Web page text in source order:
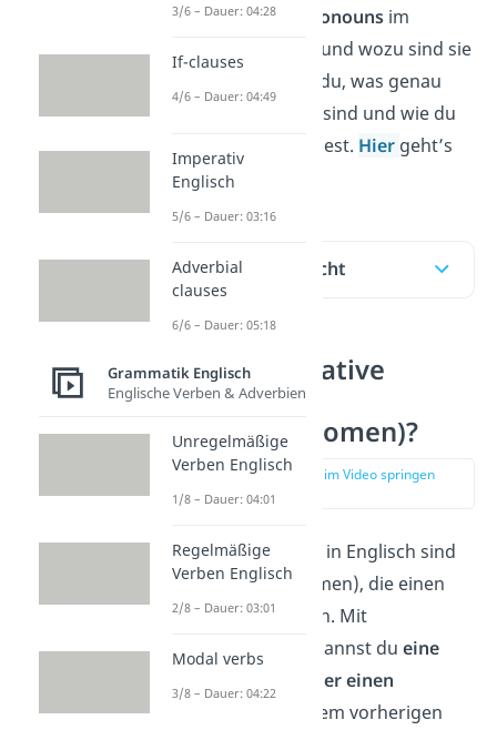
Welcherelative pronounsim
Englischen gibt es und wozu sind sie
gut? Hier erfährst du, was genau
sind und wie du
sie richtig verwendest. Hier geht’s
zum Video!
Inhaltsübersicht
Was sind relative
pronouns
(Relativpronomen)?
zur Stelle im Video springen
(00:13)
Relative pronouns
in Englisch sind
Fürwörter(Pronomen), die einen
Relativsatz einleiten. Mit
Relativpronomen kannst du eine
, ein Tier oder einen
aus dem vorherigen
3/6 – Dauer: 04:28
If-clauses
4/6 – Dauer: 04:49
Imperativ
Englisch
5/6 – Dauer: 03:16
Adverbial
clauses
6/6 – Dauer: 05:18
Grammatik Englisch
Englische Verben & Adverbien
Unregelmäßige
Verben Englisch
1/8 – Dauer: 04:01
Regelmäßige
Verben Englisch
2/8 – Dauer: 03:01
Modal verbs
3/8 – Dauer: 04:22